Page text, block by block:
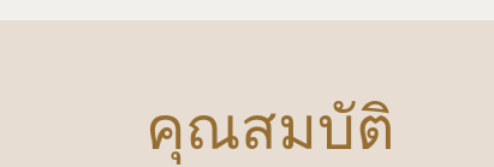
คุณสมบัติ